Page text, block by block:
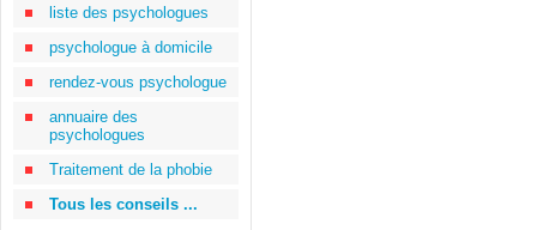
liste des psychologues
psychologue à domicile
rendez-vous psychologue
annuaire des
psychologues
Traitement de la phobie
Tous les conseils ...